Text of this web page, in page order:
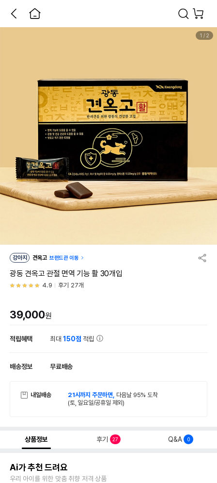
1 / 2
강아지 견옥고 브랜드관 이동
광동 견옥고 관절 면역 기능 활 30개입
4.9 후기 27개
39,000원
적립혜택 최대150점 적립
배송정보 무료배송
내일배송 21시까지 주문하면, 다음날 95% 도착
(토, 일요일/공휴일 제외)
상품정보 후기 27 Q&A 0
Ai가 추천 드려요
우리 아이를 위한 맞춤 취향 저격 상품